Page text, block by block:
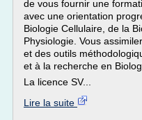
de vous fournir une
avec une orientation
Biologie Cellulaire, de la
Physiologie. Vous
et des outils
et à la recherche en
La licence SV...
Lire la suite